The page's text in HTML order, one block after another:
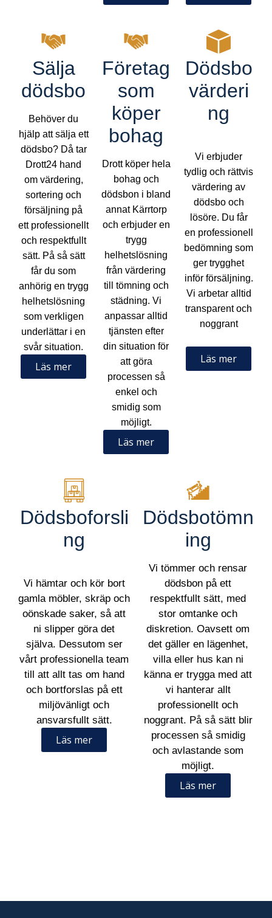
Sälja
dödsbo
Behöver du
hjälp att sälja ett
dödsbo? Då tar
Drott24 hand
om värdering,
sortering och
försäljning på
ett professionellt
och respektfullt
sätt. På så sätt
får du som
anhörig en trygg
helhetslösning
som verkligen
underlättar i en
svår situation.
Läs mer
Företag
som
köper
bohag
Drott köper hela
bohag och
dödsbon i bland
annat Kärrtorp
och erbjuder en
trygg
helhetslösning
från värdering
till tömning och
städning. Vi
anpassar alltid
tjänsten efter
din situation för
att göra
processen så
enkel och
smidig som
möjligt.
Läs mer
Dödsbo
värderi
ng
Vi erbjuder
tydlig och rättvis
värdering av
dödsbo och
lösöre. Du får
en professionell
bedömning som
ger trygghet
inför försäljning.
Vi arbetar alltid
transparent och
noggrant
Läs mer
Dödsboforsli
ng
Vi hämtar och kör bort
gamla möbler, skräp och
oönskade saker, så att
ni slipper göra det
själva. Dessutom ser
vårt professionella team
till att allt tas om hand
och bortforslas på ett
miljövänligt och
ansvarsfullt sätt.
Läs mer
Dödsbotömn
ing
Vi tömmer och rensar
dödsbon på ett
respektfullt sätt, med
stor omtanke och
diskretion. Oavsett om
det gäller en lägenhet,
villa eller hus kan ni
känna er trygga med att
vi hanterar allt
professionellt och
noggrant. På så sätt blir
processen så smidig
och avlastande som
möjligt.
Läs mer